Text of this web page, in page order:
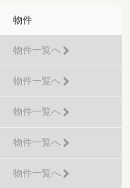
物件
物件一覧へ
物件一覧へ
物件一覧へ
物件一覧へ
物件一覧へ